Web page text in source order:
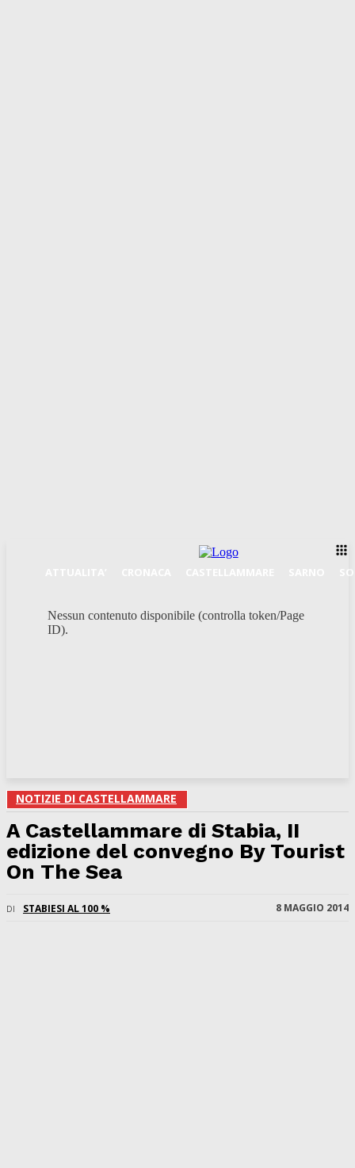
Nessun contenuto disponibile (controlla token/Page
ID).
NOTIZIE DI CASTELLAMMARE
A Castellammare di Stabia, II
edizione del convegno By Tourist
On The Sea
DI STABIESI AL 100 % 8 MAGGIO 2014